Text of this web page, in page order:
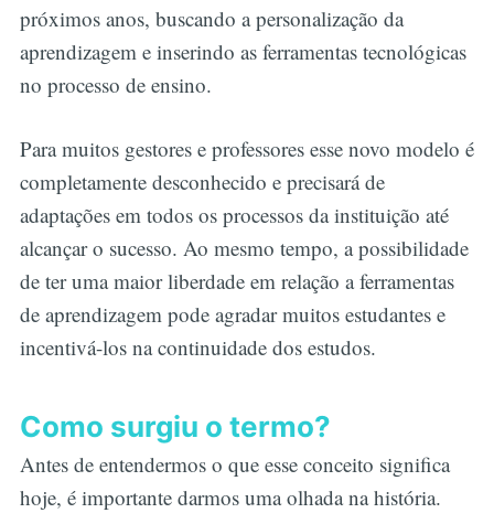
próximos anos, buscando a personalização da
aprendizagem e inserindo as ferramentas tecnológicas
no processo de ensino.
Para muitos gestores e professores esse novo modelo é
completamente desconhecido e precisará de
adaptações em todos os processos da instituição até
alcançar o sucesso. Ao mesmo tempo, a possibilidade
de ter uma maior liberdade em relação a ferramentas
de aprendizagem pode agradar muitos estudantes e
incentivá-los na continuidade dos estudos.
Como surgiu o termo?
Antes de entendermos o que esse conceito significa
hoje, é importante darmos uma olhada na história.